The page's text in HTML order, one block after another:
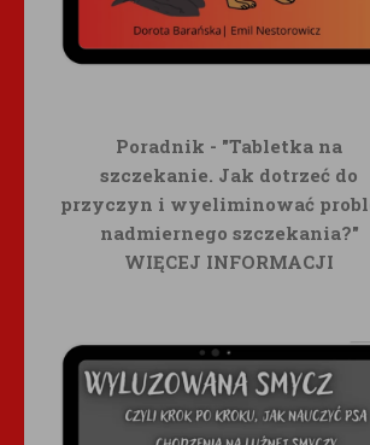
Poradnik - "Tabletka na
szczekanie. Jak dotrzeć do
przyczyn i wyeliminować
nadmiernego szczekania?"
WIĘCEJ INFORMACJI